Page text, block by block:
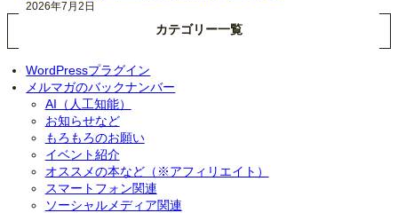
2026年7月2日
カテゴリー一覧
WordPressプラグイン
メルマガのバックナンバー
AI（人工知能）
お知らせなど
もろもろのお願い
イベント紹介
オススメの本など（※アフィリエイト）
スマートフォン関連
ソーシャルメディア関連